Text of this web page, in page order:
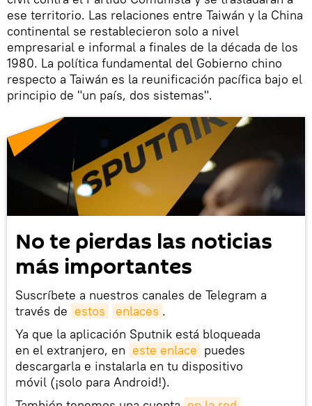
ese territorio. Las relaciones entre Taiwán y la China
continental se restablecieron solo a nivel
empresarial e informal a finales de la década de los
1980. La política fundamental del Gobierno chino
respecto a Taiwán es la reunificación pacífica bajo el
principio de "un país, dos sistemas".
No te pierdas las noticias
más importantes
Suscríbete a nuestros canales de Telegram a
través de estos enlaces .
Ya que la aplicación Sputnik está bloqueada
en el extranjero, en este enlace puedes
descargarla e instalarla en tu dispositivo
móvil (¡solo para Android!).